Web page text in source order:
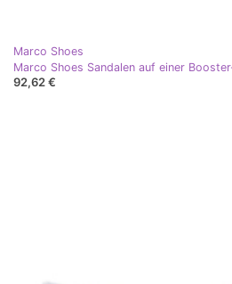
Marco Shoes
Marco Shoes Sandalen auf einer
92,62 €